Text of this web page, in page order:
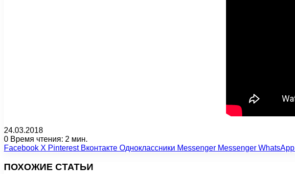
24.03.2018
0 Время чтения: 2 мин.
Facebook X Pinterest Вконтакте Одноклассники Messenger Messenger WhatsApp
ПОХОЖИЕ СТАТЬИ